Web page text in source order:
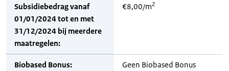
Subsidiebedrag vanaf
01/01/2024 tot en met
31/12/2024 bij meerdere
maatregelen:
€8,00/m2
Biobased Bonus: Geen Biobased Bonus